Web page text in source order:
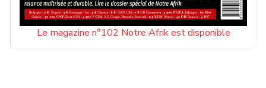
Le magazine n°102 Notre Afrik est disponible